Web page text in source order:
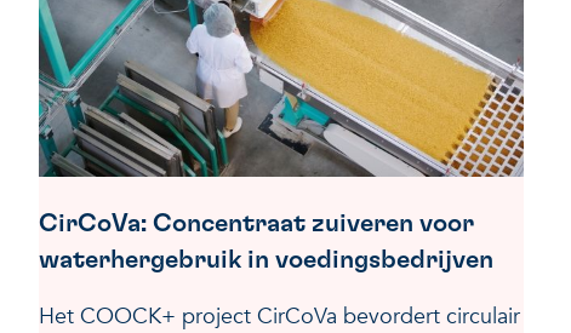
CirCoVa: Concentraat zuiveren voor
waterhergebruik in voedingsbedrijven
Het COOCK+ project CirCoVa bevordert circulair